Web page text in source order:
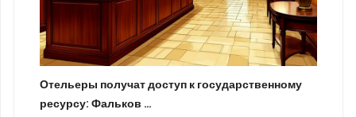
Отельеры получат доступ к государственному
ресурсу: Фальков …